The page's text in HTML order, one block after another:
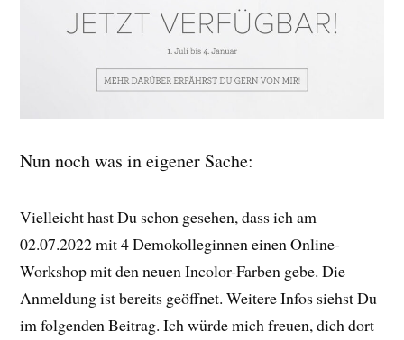
Nun noch was in eigener Sache:
Vielleicht hast Du schon gesehen, dass ich am
02.07.2022 mit 4 Demokolleginnen einen Online-
Workshop mit den neuen Incolor-Farben gebe. Die
Anmeldung ist bereits geöffnet. Weitere Infos siehst Du
im folgenden Beitrag. Ich würde mich freuen, dich dort